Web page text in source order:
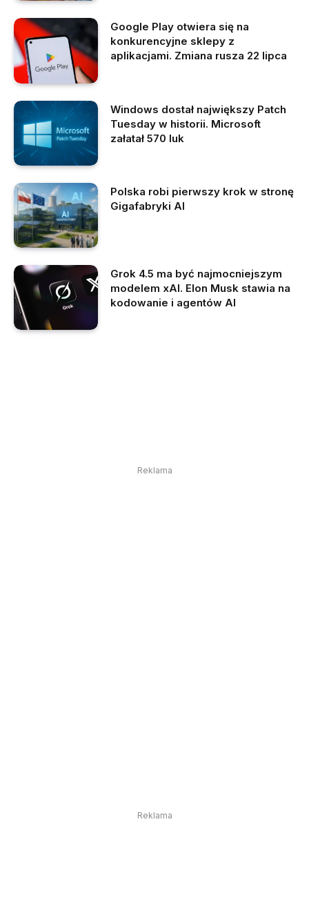
Google Play otwiera się na
konkurencyjne sklepy z
aplikacjami. Zmiana rusza 22 lipca
Windows dostał największy Patch
Tuesday w historii. Microsoft
załatał 570 luk
Polska robi pierwszy krok w stronę
Gigafabryki AI
Grok 4.5 ma być najmocniejszym
modelem xAI. Elon Musk stawia na
kodowanie i agentów AI
Reklama
Reklama